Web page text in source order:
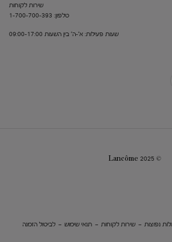
שירות לקוחות
טלפון: 1-700-700-393
שעות פעילות: א'-ה' בין השעות 09:00-17:00
© Lancôme 2025
נפוצות שירות לקוחות תנאי שימוש
לביטול הזמנה